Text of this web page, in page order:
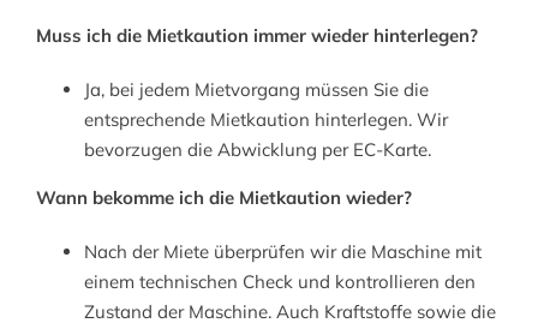
Muss ich die Mietkaution immer wieder hinterlegen?
Ja, bei jedem Mietvorgang müssen Sie die
entsprechende Mietkaution hinterlegen. Wir
bevorzugen die Abwicklung per EC-Karte.
Wann bekomme ich die Mietkaution wieder?
Nach der Miete überprüfen wir die Maschine mit
einem technischen Check und kontrollieren den
Zustand der Maschine. Auch Kraftstoffe sowie die